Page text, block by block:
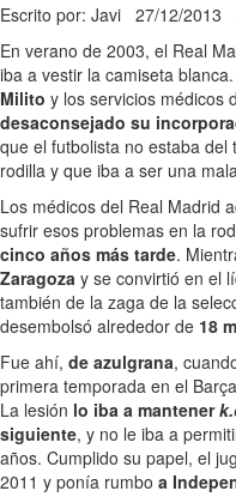
Escrito por: Javi 27/12/2013
En verano de 2003, el Real
iba a vestir la camiseta
Milito y los servicios médicos
desaconsejado su
que el futbolista no estaba
rodilla y que iba a ser una
Los médicos del Real Madrid
sufrir esos problemas en la
cinco años más tarde.
Zaragoza y se convirtió en el
también de la zaga de la
desembolsó alrededor de 18
Fue ahí, de azulgrana,
primera temporada en el
La lesión lo iba a mantener
siguiente, y no le iba a
años. Cumplido su papel, el
2011 y ponía rumbo a